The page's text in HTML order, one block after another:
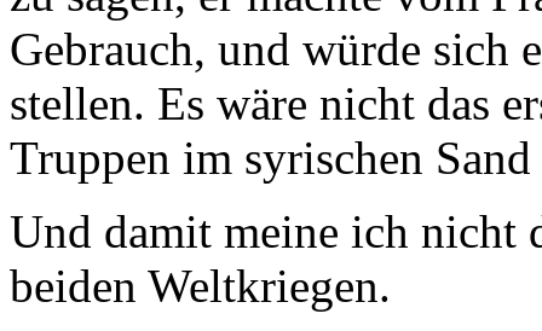
Gebrauch, und würde sich
stellen. Es wäre nicht das
Truppen im syrischen Sand
Und damit meine ich nicht
beiden Weltkriegen.